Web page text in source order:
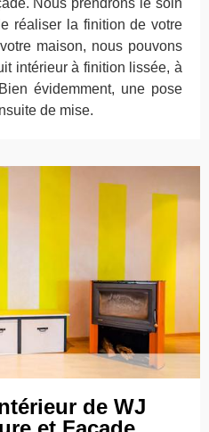
réaliser la finition de votre
maison, nous pouvons
intérieur à finition lissée, à
évidemment, une pose
de mise.
de WJ